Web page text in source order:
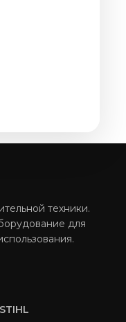
техники.
для